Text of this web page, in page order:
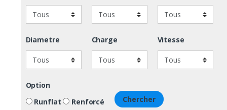
Diametre Charge Vitesse
Option
Runflat
Renforcé Chercher